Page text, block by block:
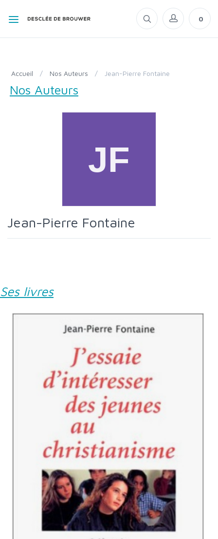
0
Accueil / Nos Auteurs / Jean-Pierre Fontaine
Nos Auteurs
Jean-Pierre Fontaine
Ses livres